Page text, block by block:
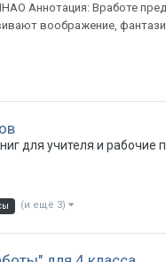
Аннотация: Вработе
воображение,
для учителя и рабочие
(и ещё 3)